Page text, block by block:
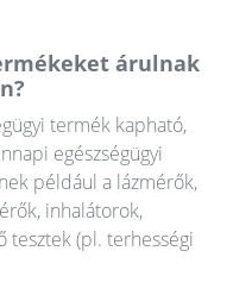
árulnak
termék kapható,
egészségügyi
például a lázmérők,
inhalátorok,
tesztek (pl. terhességi